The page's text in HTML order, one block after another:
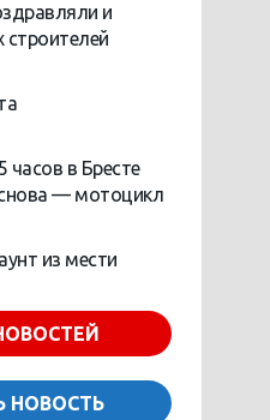
и
часов в Бресте
— мотоцикл
из мести
НОВОСТЬ